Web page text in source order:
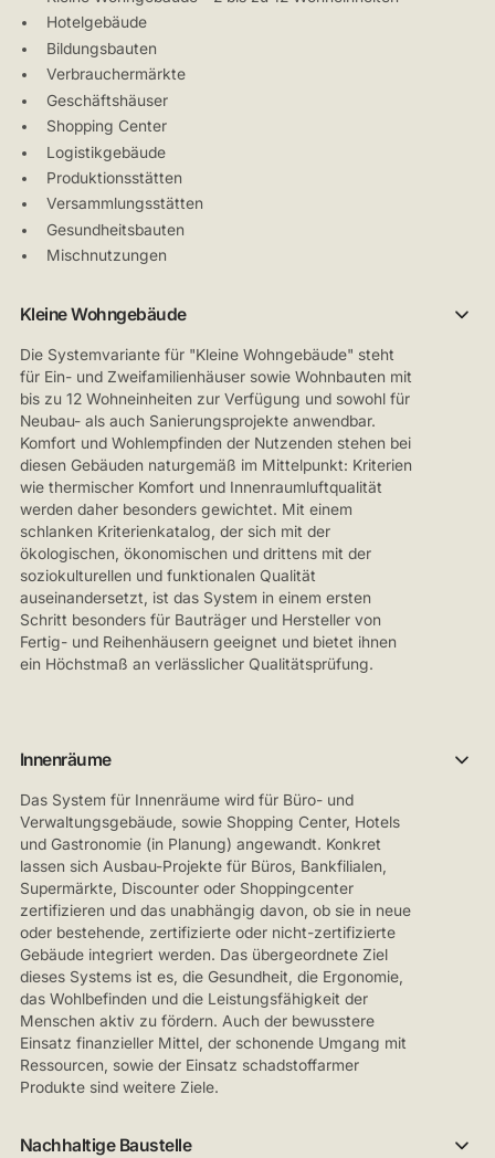
Hotelgebäude
Bildungsbauten
Verbrauchermärkte
Geschäftshäuser
Shopping Center
Logistikgebäude
Produktionsstätten
Versammlungsstätten
Gesundheitsbauten
Mischnutzungen
Kleine Wohngebäude
Die Systemvariante für "Kleine Wohngebäude" steht
für Ein- und Zweifamilienhäuser sowie Wohnbauten mit
bis zu 12 Wohneinheiten zur Verfügung und sowohl für
Neubau- als auch Sanierungsprojekte anwendbar.
Komfort und Wohlempfinden der Nutzenden stehen bei
diesen Gebäuden naturgemäß im Mittelpunkt: Kriterien
wie thermischer Komfort und Innenraumluftqualität
werden daher besonders gewichtet. Mit einem
schlanken Kriterienkatalog, der sich mit der
ökologischen, ökonomischen und drittens mit der
soziokulturellen und funktionalen Qualität
auseinandersetzt, ist das System in einem ersten
Schritt besonders für Bauträger und Hersteller von
Fertig- und Reihenhäusern geeignet und bietet ihnen
ein Höchstmaß an verlässlicher Qualitätsprüfung.
Innenräume
Das System für Innenräume wird für Büro- und
Verwaltungsgebäude, sowie Shopping Center, Hotels
und Gastronomie (in Planung) angewandt. Konkret
lassen sich Ausbau-Projekte für Büros, Bankfilialen,
Supermärkte, Discounter oder Shoppingcenter
zertifizieren und das unabhängig davon, ob sie in neue
oder bestehende, zertifizierte oder nicht-zertifizierte
Gebäude integriert werden. Das übergeordnete Ziel
dieses Systems ist es, die Gesundheit, die Ergonomie,
das Wohlbefinden und die Leistungsfähigkeit der
Menschen aktiv zu fördern. Auch der bewusstere
Einsatz finanzieller Mittel, der schonende Umgang mit
Ressourcen, sowie der Einsatz schadstoffarmer
Produkte sind weitere Ziele.
Nachhaltige Baustelle